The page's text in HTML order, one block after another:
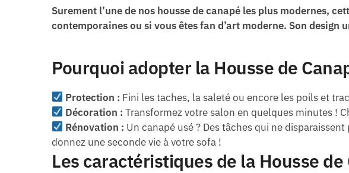
Surement l’une de nos housse de canapé les plus modernes,
contemporaines ou si vous êtes fan d’art moderne. Son
Pourquoi adopter la Housse de
Protection : Fini les taches, la saleté ou encore les poils et
Décoration : Transformez votre salon en quelques minutes !
Rénovation : Un canapé usé ? Des tâches qui ne
donnez une seconde vie à votre sofa !
Les caractéristiques de la Housse de